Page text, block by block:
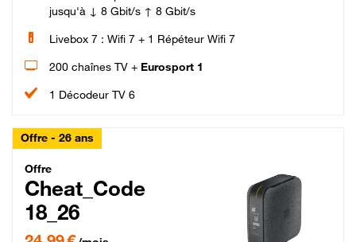
jusqu'à ↓ 8 Gbit/s ↑ 8 Gbit/s
Livebox 7 : Wifi 7 + 1 Répéteur Wifi 7
200 chaînes TV + Eurosport 1
1 Décodeur TV 6
Offre - 26 ans
Cheat_Code Fibre_18_26
Offre
Cheat_Code
18_26
24,99 € par mois pendant 0 mois puis 49,99 € par mois, Sans engagement